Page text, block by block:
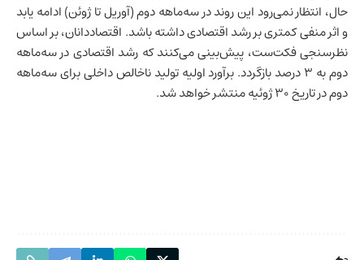
حال، انتظار نمی‌رود این روند در سه‌ماهه دوم (آوریل تا ژوئن) ادامه یابد
و اثر منفی کمتری بر رشد اقتصادی داشته باشد. اقتصاددانان، بر اساس
نظرسنجی فکت‌ست، پیش‌بینی می‌کنند که رشد اقتصادی در سه‌ماهه
دوم به ۳ درصد بازگردد. برآورد اولیه تولید ناخالص داخلی برای سه‌ماهه
دوم در تاریخ ۳۰ ژوئیه منتشر خواهد شد.